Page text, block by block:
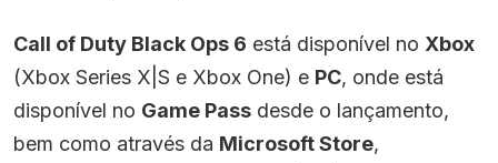
Call of Duty Black Ops 6 está disponível no Xbox
(Xbox Series X|S e Xbox One) e PC, onde está
disponível no Game Pass desde o lançamento,
bem como através da Microsoft Store,